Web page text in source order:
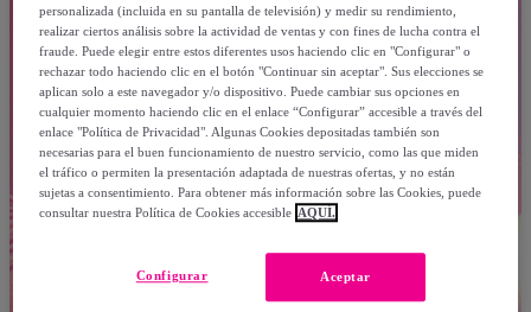
personalizada (incluida en su pantalla de televisión) y medir su rendimiento,
realizar ciertos análisis sobre la actividad de ventas y con fines de lucha contra el
fraude. Puede elegir entre estos diferentes usos haciendo clic en "Configurar" o
rechazar todo haciendo clic en el botón "Continuar sin aceptar". Sus elecciones se
aplican solo a este navegador y/o dispositivo. Puede cambiar sus opciones en
cualquier momento haciendo clic en el enlace “Configurar” accesible a través del
enlace "Política de Privacidad". Algunas Cookies depositadas también son
necesarias para el buen funcionamiento de nuestro servicio, como las que miden
el tráfico o permiten la presentación adaptada de nuestras ofertas, y no están
sujetas a consentimiento. Para obtener más información sobre las Cookies, puede
consultar nuestra Política de Cookies accesible AQUÍ.
Aceptar
Configurar